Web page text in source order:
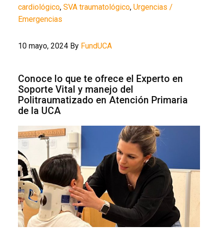
cardiológico,SVA traumatológico,Urgencias /
Emergencias
10 mayo, 2024 By FundUCA
Conoce lo que te ofrece el Experto en
Soporte Vital y manejo del
Politraumatizado en Atención Primaria
de la UCA